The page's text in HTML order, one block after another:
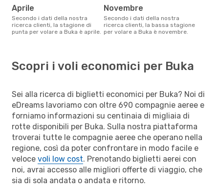
aprile
Secondo i dati della nostra
ricerca clienti, la stagione di
punta per volare a Buka è aprile.
novembre
Secondo i dati della nostra
ricerca clienti, la bassa stagione
per volare a Buka è novembre.
Scopri i voli economici per Buka
Sei alla ricerca di biglietti economici per Buka? Noi di
eDreams lavoriamo con oltre 690 compagnie aeree e
forniamo informazioni su centinaia di migliaia di
rotte disponibili per Buka. Sulla nostra piattaforma
troverai tutte le compagnie aeree che operano nella
regione, così da poter confrontare in modo facile e
veloce voli low cost. Prenotando biglietti aerei con
noi, avrai accesso alle migliori offerte di viaggio, che
sia di sola andata o andata e ritorno.